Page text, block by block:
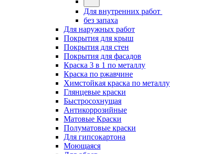
Для внутренних работ
без запаха
Для наружных работ
Покрытия для крыш
Покрытия для стен
Покрытия для фасадов
Краска 3 в 1 по металлу
Краска по ржавчине
Химстойкая краска по металлу
Глянцевые краски
Быстросохнущая
Антикоррозийные
Матовые Краски
Полуматовые краски
Для гипсокартона
Моющаяся